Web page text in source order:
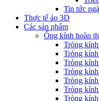
Tin tức
Thực tế ảo 3D
Các sản phẩm
Ống kính hoàn
Tròng
Tròng kính
Tròng
Tròng
Tròng
Tròng
Tròng